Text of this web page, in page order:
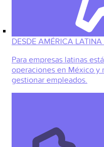
DESDE AMÉRICA
Para empresas latinas
operaciones en México y
gestionar empleados.